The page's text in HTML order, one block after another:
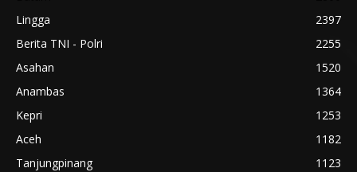
Lingga
2397
Berita TNI - Polri
2255
Asahan
1520
Anambas
1364
Kepri
1253
Aceh
1182
Tanjungpinang
1123